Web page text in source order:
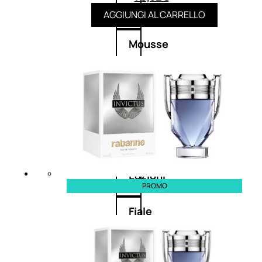
Balsamo
Mousse
Olii
capelli
Maschere
Lozioni
Fiale
Sieri
AGGIUNGI AL CARRELLO
PROMO